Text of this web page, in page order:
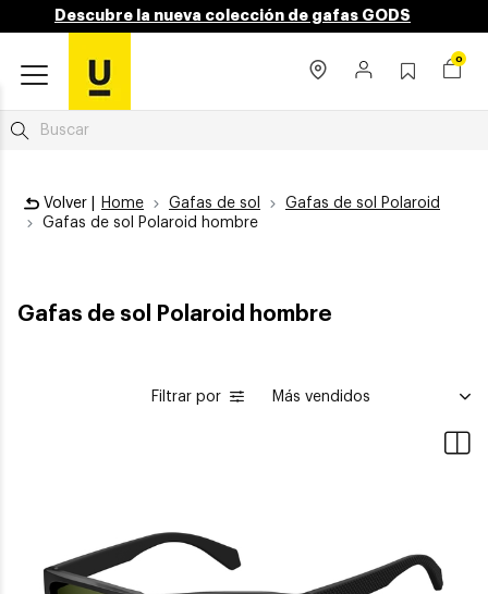
Descubre la nueva colección de gafas GODS
0
Volver | Home Gafas de sol
Gafas de sol Polaroid
Gafas de sol Polaroid hombre
Gafas de sol Polaroid hombre
Filtrar por